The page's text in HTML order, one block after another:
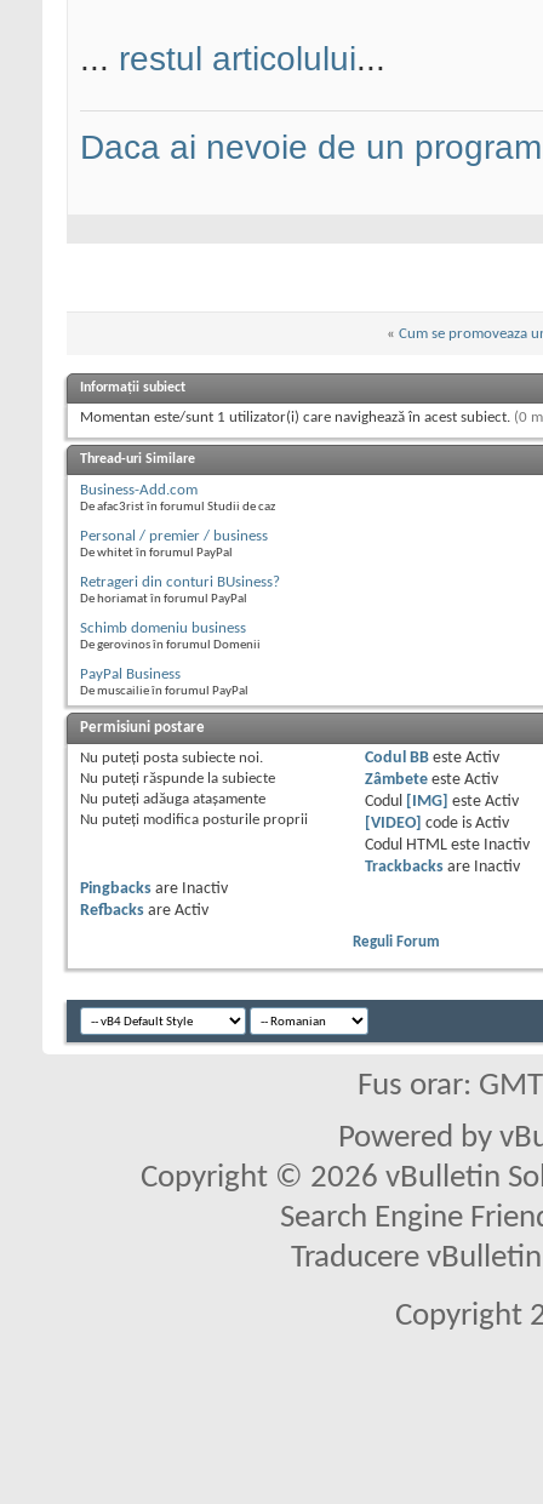
... restul articolului...
Daca ai nevoie de un
« Cum se promoveaza
Informații subiect
Momentan este/sunt 1 utilizator(i) care navighează în acest subiect. (0
Thread-uri Similare
Business-Add.com
De afac3rist în forumul Studii de caz
Personal / premier / business
De whitet în forumul PayPal
Retrageri din conturi BUsiness?
De horiamat în forumul PayPal
Schimb domeniu business
De gerovinos în forumul Domenii
PayPal Business
De muscailie în forumul PayPal
Permisiuni postare
Nu puteţi posta subiecte noi.
Nu puteţi răspunde la subiecte
Nu puteţi adăuga ataşamente
Nu puteţi modifica posturile proprii
Codul BBeste Activ
Zâmbeteeste Activ
Codul
[IMG] este Activ
[VIDEO]
code is Activ
Codul HTML este
Inactiv
Trackbacksare
Inactiv
Pingbacks are
Inactiv
Refbacks are Activ
Reguli Forum
Fus orar:
Powered by
Copyright © 2026 vBulletin
Search Engine
Traducere
Copyright